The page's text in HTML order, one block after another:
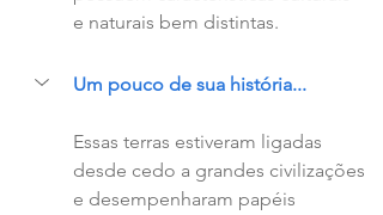
e naturais bem distintas.
Um pouco de sua história...
Essas terras estiveram ligadas
desde cedo a grandes civilizações
e desempenharam papéis